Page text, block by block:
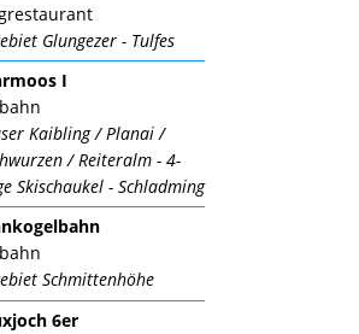
Glungezer - Tulfes
I
Kaibling / Planai /
/ Reiteralm - 4-
Skischaukel - Schladming
Schmittenhöhe
6er